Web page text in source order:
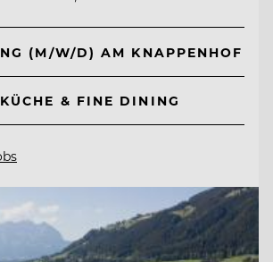
(M/W/D) AM KNAPPENHOF
& FINE DINING